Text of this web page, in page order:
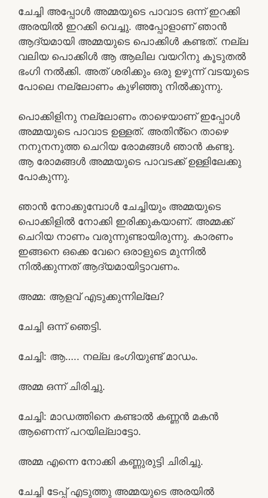
ചേച്ചി അപ്പോൾ അമ്മയുടെ പാവാട ഒന്ന് ഇറക്കി
അരയിൽ ഇറക്കി വെച്ചു. അപ്പോളാണ് ഞാൻ
ആദ്യമായി അമ്മയുടെ പൊക്കിൾ കണ്ടത്. നല്ല
വലിയ പൊക്കിൾ ആ ആലില വയറിനു കൂടുതൽ
ഭംഗി നൽക്കി. അത് ശരിക്കും ഒരു ഉഴുന്ന് വടയുടെ
പോലെ നല്ലോണം കുഴിഞ്ഞു നിൽക്കുന്നു.
പൊക്കിളിനു നല്ലോണം താഴെയാണ് ഇപ്പോൾ
അമ്മയുടെ പാവാട ഉള്ളത്. അതിൻ്റെ താഴെ
നനുനനുത്ത ചെറിയ രോമങ്ങൾ ഞാൻ കണ്ടു.
ആ രോമങ്ങൾ അമ്മയുടെ പാവടക്ക് ഉള്ളിലേക്കു
പോകുന്നു.
ഞാൻ നോക്കുമ്പോൾ ചേച്ചിയും അമ്മയുടെ
പൊക്കിളിൽ നോക്കി ഇരിക്കുകയാണ്. അമ്മക്ക്
ചെറിയ നാണം വരുന്നുണ്ടായിരുന്നു. കാരണം
ഇങ്ങനെ ഒക്കെ വേറെ ഒരാളുടെ മുന്നിൽ
നിൽക്കുന്നത് ആദ്യമായിട്ടാവണം.
അമ്മ: ആളവ് എടുക്കുന്നില്ലേ?
ചേച്ചി ഒന്ന് ഞെട്ടി.
ചേച്ചി: ആ….. നല്ല ഭംഗിയുണ്ട് മാഡം.
അമ്മ ഒന്ന് ചിരിച്ചു.
ചേച്ചി: മാഡത്തിനെ കണ്ടാൽ കണ്ണൻ മകൻ
ആണെന്ന് പറയില്ലാട്ടോ.
അമ്മ എന്നെ നോക്കി കണ്ണുരുട്ടി ചിരിച്ചു.
ചേച്ചി ടേപ്പ് എടുത്തു അമ്മയുടെ അരയിൽ